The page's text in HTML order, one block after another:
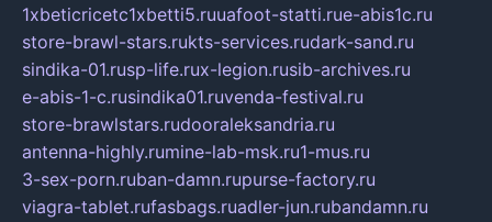
1xbeticricetc1xbetti5.ruuafoot-statti.rue-abis1c.ru
store-brawl-stars.rukts-services.rudark-sand.ru
sindika-01.rusp-life.rux-legion.rusib-archives.ru
e-abis-1-c.rusindika01.ruvenda-festival.ru
store-brawlstars.rudooraleksandria.ru
antenna-highly.rumine-lab-msk.ru1-mus.ru
3-sex-porn.ruban-damn.rupurse-factory.ru
viagra-tablet.rufasbags.ruadler-jun.rubandamn.ru